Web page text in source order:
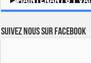
Suivez nous sur Facebook